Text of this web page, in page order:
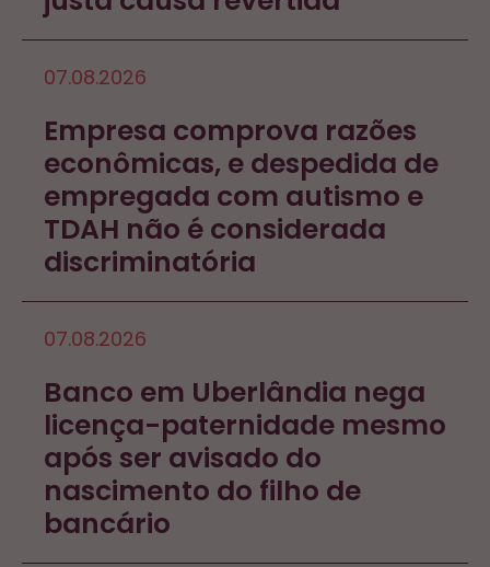
07.08.2026
Empresa comprova razões
econômicas, e despedida de
empregada com autismo e
TDAH não é considerada
discriminatória
07.08.2026
Banco em Uberlândia nega
licença-paternidade mesmo
após ser avisado do
nascimento do filho de
bancário